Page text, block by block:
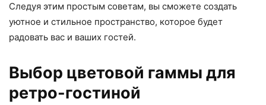
Следуя этим простым советам, вы сможете создать
уютное и стильное пространство, которое будет
радовать вас и ваших гостей.
Выбор цветовой гаммы для
ретро-гостиной